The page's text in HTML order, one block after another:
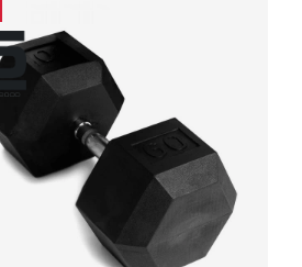
till 400 kg
360 mm